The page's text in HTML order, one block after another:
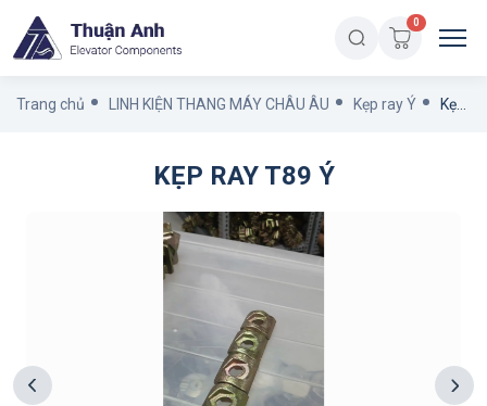
0
Trang chủ LINH KIỆN THANG MÁY CHÂU ÂU Kẹp ray Ý
KẸP RAY T89 Ý